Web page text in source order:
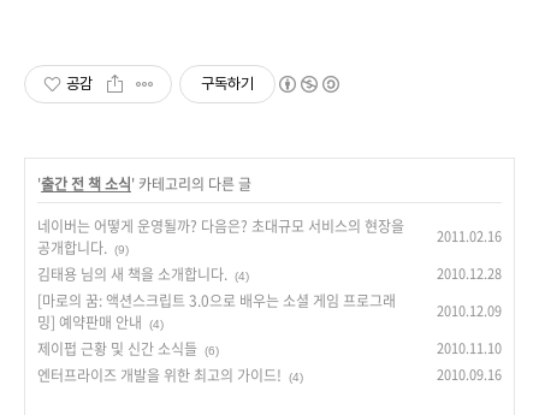
공감 구독하기
'출간 전 책 소식' 카테고리의 다른 글
네이버는 어떻게 운영될까? 다음은? 초대규모 서비스의 현장을
공개합니다.
(9)
2011.02.16
김태용 님의 새 책을 소개합니다. (4) 2010.12.28
[마로의 꿈: 액션스크립트 3.0으로 배우는 소셜 게임 프로그래
밍] 예약판매 안내
(4)
2010.12.09
제이펍 근황 및 신간 소식들 (6) 2010.11.10
엔터프라이즈 개발을 위한 최고의 가이드! (4) 2010.09.16